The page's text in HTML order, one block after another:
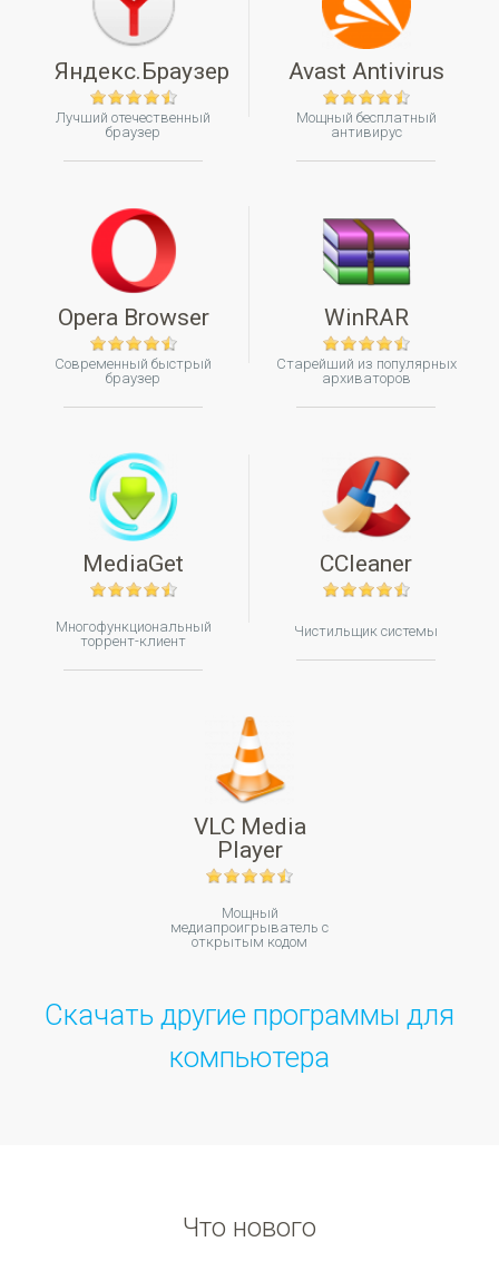
Яндекс.Браузер
Лучший отечественный
браузер
Avast Antivirus
Мощный бесплатный
антивирус
Opera Browser
Современный быстрый
браузер
WinRAR
Старейший из популярных
архиваторов
MediaGet
Многофункциональный
торрент-клиент
CCleaner
Чистильщик системы
VLC Media
Player
Мощный
медиапроигрыватель с
открытым кодом
Скачать другие программы для
компьютера
Что нового